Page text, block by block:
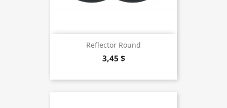
Reflector Round
3,45 $